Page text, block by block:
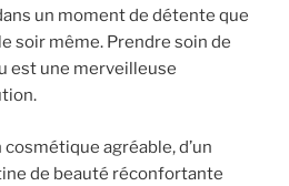
un moment de détente que
soir même. Prendre soin de
est une merveilleuse
cosmétique agréable, d’un
de beauté réconfortante